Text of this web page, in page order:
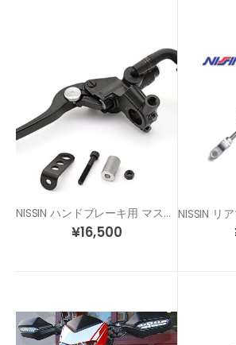
NISSIN ハンドブレーキ用 マスターシリンダー(左側用)
¥16,500